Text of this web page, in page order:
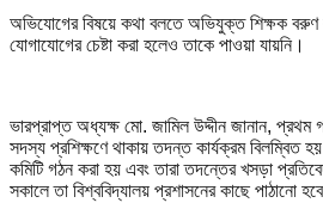
অভিযোগের বিষয়ে কথা বলতে অভিযুক্ত শিক্ষক বরুণ
যোগাযোগের চেষ্টা করা হলেও তাকে পাওয়া যায়নি।
ভারপ্রাপ্ত অধ্যক্ষ মো. জামিল উদ্দীন জানান,
সদস্য প্রশিক্ষণে থাকায় তদন্ত কার্যক্রম বিলম্বিত
কমিটি গঠন করা হয় এবং তারা তদন্তের খসড়া
সকালে তা বিশ্ববিদ্যালয় প্রশাসনের কাছে পাঠানো